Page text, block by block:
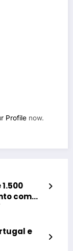
Profile now.
com
e